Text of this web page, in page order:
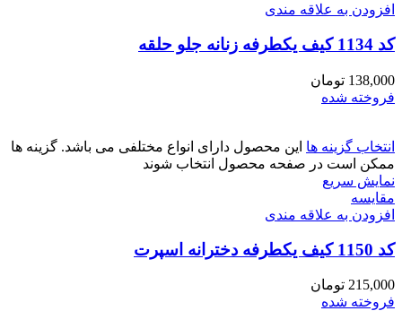
افزودن به علاقه مندی
کد 1134 کیف یکطرفه زنانه جلو حلقه
138,000 تومان
فروخته شده
انتخاب گزینه ها این محصول دارای انواع مختلفی می باشد. گزینه ها
ممکن است در صفحه محصول انتخاب شوند
نمایش سریع
مقايسه
افزودن به علاقه مندی
کد 1150 کیف یکطرفه دخترانه اسپرت
215,000 تومان
فروخته شده